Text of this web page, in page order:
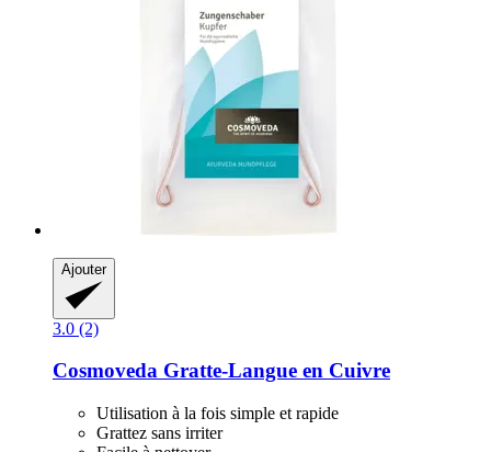
Ajouter
3.0 (2)
Cosmoveda Gratte-​Langue en Cuivre
Utilisation à la fois simple et rapide
Grattez sans irriter